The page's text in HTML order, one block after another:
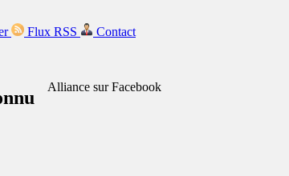
Flux RSS Contact
Alliance sur Facebook